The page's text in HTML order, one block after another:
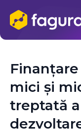
content
mici și
treptată